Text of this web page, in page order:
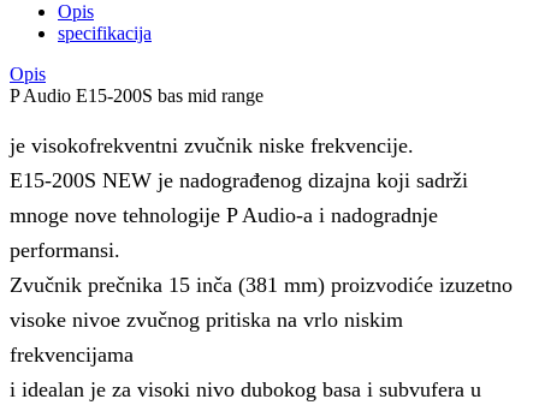
Opis
specifikacija
Opis
P Audio E15-200S bas mid range
je visokofrekventni zvučnik niske frekvencije.
E15-200S NEW je nadograđenog dizajna koji sadrži
mnoge nove tehnologije P Audio-a i nadogradnje
performansi.
Zvučnik prečnika 15 inča (381 mm) proizvodiće izuzetno
visoke nivoe zvučnog pritiska na vrlo niskim
frekvencijama
i idealan je za visoki nivo dubokog basa i subvufera u